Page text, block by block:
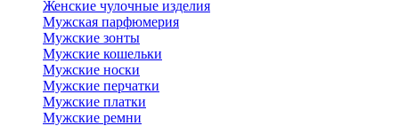
Женские чулочные изделия
Мужская парфюмерия
Мужские зонты
Мужские кошельки
Мужские носки
Мужские перчатки
Мужские платки
Мужские ремни